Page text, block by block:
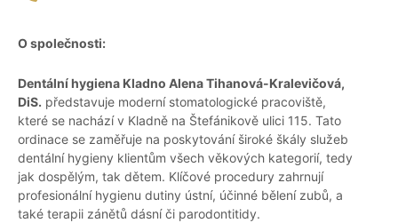
O společnosti:
Dentální hygiena Kladno Alena Tihanová-Kralevičová,
DiS. představuje moderní stomatologické pracoviště,
které se nachází v Kladně na Štefánikově ulici 115. Tato
ordinace se zaměřuje na poskytování široké škály služeb
dentální hygieny klientům všech věkových kategorií, tedy
jak dospělým, tak dětem. Klíčové procedury zahrnují
profesionální hygienu dutiny ústní, účinné bělení zubů, a
také terapii zánětů dásní či parodontitidy.